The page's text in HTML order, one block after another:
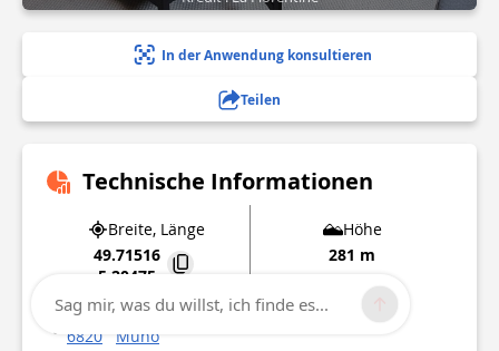
In der Anwendung konsultieren
Teilen
Technische Informationen
Breite, Länge
49.71516
5.20475
Höhe
281 m
12 Rue Watrinsart
6820
Muno
Sag mir, was du willst, ich finde es...